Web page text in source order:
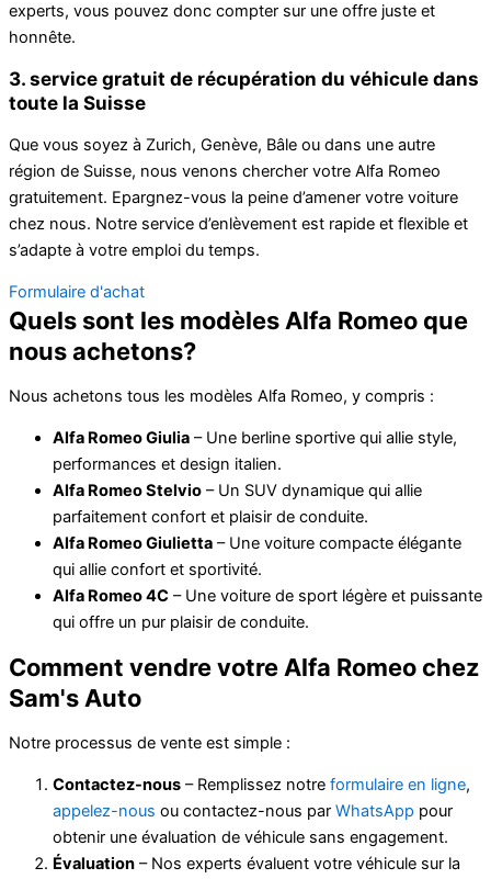
experts, vous pouvez donc compter sur une offre juste et
honnête.
3. service gratuit de récupération du véhicule dans
toute la Suisse
Que vous soyez à Zurich, Genève, Bâle ou dans une autre
région de Suisse, nous venons chercher votre Alfa Romeo
gratuitement. Epargnez-vous la peine d’amener votre voiture
chez nous. Notre service d’enlèvement est rapide et flexible et
s’adapte à votre emploi du temps.
Formulaire d'achat
Quels sont les modèles Alfa Romeo que
nous achetons?
Nous achetons tous les modèles Alfa Romeo, y compris :
Alfa Romeo Giulia – Une berline sportive qui allie style,
performances et design italien.
Alfa Romeo Stelvio – Un SUV dynamique qui allie
parfaitement confort et plaisir de conduite.
Alfa Romeo Giulietta – Une voiture compacte élégante
qui allie confort et sportivité.
Alfa Romeo 4C – Une voiture de sport légère et puissante
qui offre un pur plaisir de conduite.
Comment vendre votre Alfa Romeo chez
Sam's Auto
Notre processus de vente est simple :
Contactez-nous – Remplissez notre formulaire en ligne,
appelez-nous ou contactez-nous par WhatsApp pour
obtenir une évaluation de véhicule sans engagement.
Évaluation – Nos experts évaluent votre véhicule sur la